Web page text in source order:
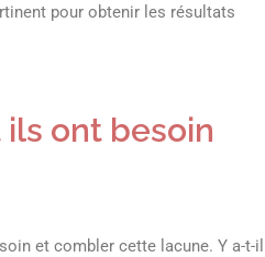
pour obtenir les résultats
ont besoin
et combler cette lacune. Y a-t-il